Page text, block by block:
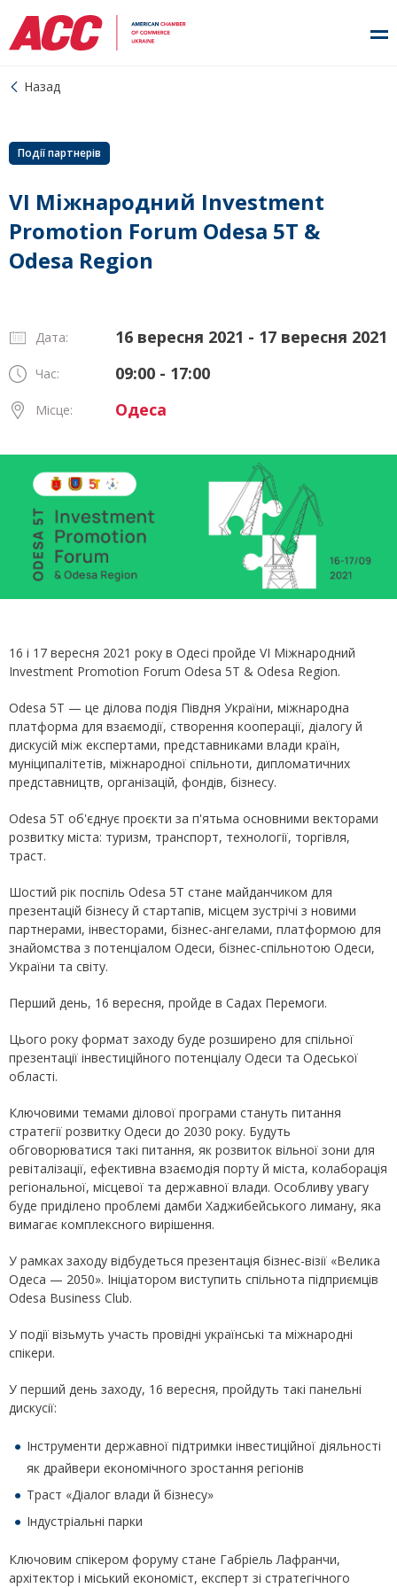
Назад
Події партнерів
VI Міжнародний Investment
Promotion Forum Odesa 5Т &
Odesa Region
Дата: 16 вересня 2021 - 17 вересня 2021
Час: 09:00 - 17:00
Місце: Одеса
16 і 17 вересня 2021 року в Одесі пройде VI Міжнародний
Investment Promotion Forum Odesa 5Т & Odesa Region.
Odesa 5T — це ділова подія Півдня України, міжнародна
платформа для взаємодії, створення кооперації, діалогу й
дискусій між експертами, представниками влади країн,
муніципалітетів, міжнародної спільноти, дипломатичних
представництв, організацій, фондів, бізнесу.
Odesa 5T об'єднує проєкти за п'ятьма основними векторами
розвитку міста: туризм, транспорт, технології, торгівля,
траст.
Шостий рік поспіль Odesa 5T стане майданчиком для
презентацій бізнесу й стартапів, місцем зустрічі з новими
партнерами, інвесторами, бізнес-ангелами, платформою для
знайомства з потенціалом Одеси, бізнес-спільнотою Одеси,
України та світу.
Перший день, 16 вересня, пройде в Садах Перемоги.
Цього року формат заходу буде розширено для спільної
презентації інвестиційного потенціалу Одеси та Одеської
області.
Ключовими темами ділової програми стануть питання
стратегії розвитку Одеси до 2030 року. Будуть
обговорюватися такі питання, як розвиток вільної зони для
ревіталізації, ефективна взаємодія порту й міста, колаборація
регіональної, місцевої та державної влади. Особливу увагу
буде приділено проблемі дамби Хаджибейського лиману, яка
вимагає комплексного вирішення.
У рамках заходу відбудеться презентація бізнес-візії «Велика
Одеса — 2050». Ініціатором виступить спільнота підприємців
Odesa Business Club.
У події візьмуть участь провідні українські та міжнародні
спікери.
У перший день заходу, 16 вересня, пройдуть такі панельні
дискусії:
Інструменти державної підтримки інвестиційної діяльності
як драйвери економічного зростання регіонів
Траст «Діалог влади й бізнесу»
Індустріальні парки
Ключовим спікером форуму стане Габріель Лафранчи,
архітектор і міський економіст, експерт зі стратегічного